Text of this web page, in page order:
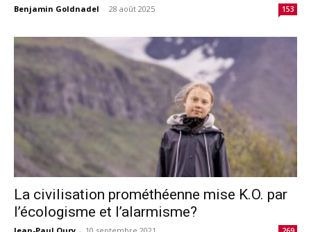
Benjamin Goldnadel - 28 août 2025 153
La civilisation prométhéenne mise K.O. par
l’écologisme et l’alarmisme?